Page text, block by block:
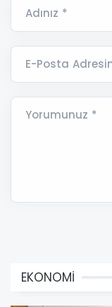
Adınız *
E-Posta
Yorumunuz *
EKONOMİ